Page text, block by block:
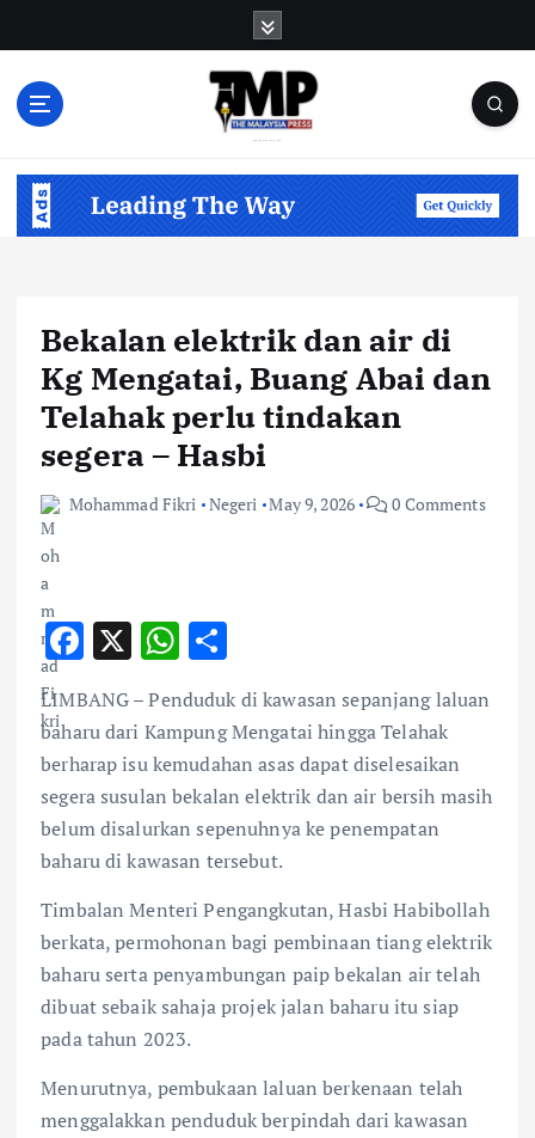
Bekalan elektrik dan air di
Kg Mengatai, Buang Abai dan
Telahak perlu tindakan
segera – Hasbi
Mohammad Fikri Negeri May 9, 2026 0 Comments
F
e
b
o
o
k
X W
h
at
s
A
p
p
h
ar
e
LIMBANG – Penduduk di kawasan sepanjang laluan
baharu dari Kampung Mengatai hingga Telahak
berharap isu kemudahan asas dapat diselesaikan
segera susulan bekalan elektrik dan air bersih masih
belum disalurkan sepenuhnya ke penempatan
baharu di kawasan tersebut.
Timbalan Menteri Pengangkutan, Hasbi Habibollah
berkata, permohonan bagi pembinaan tiang elektrik
baharu serta penyambungan paip bekalan air telah
dibuat sebaik sahaja projek jalan baharu itu siap
pada tahun 2023.
Menurutnya, pembukaan laluan berkenaan telah
menggalakkan penduduk berpindah dari kawasan